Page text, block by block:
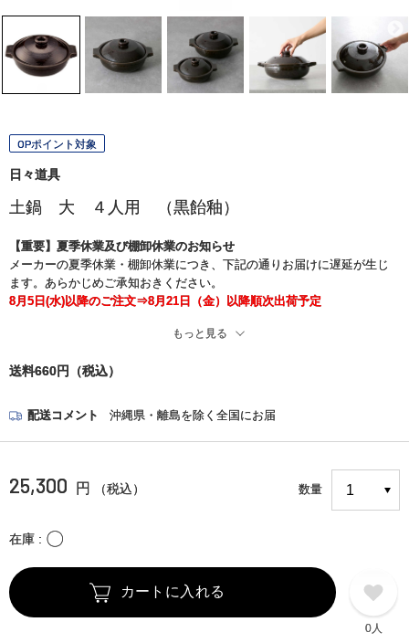
OPポイント対象
日々道具
土鍋 大 ４人用 （黒飴釉）
【重要】夏季休業及び棚卸休業のお知らせ
メーカーの夏季休業・棚卸休業につき、下記の通りお届けに遅延が生じ
ます。あらかじめご承知おきください。
8月5日(水)以降のご注文⇒8月21日（金）以降順次出荷予定
※また、現在、一部の地域でお荷物のお届け中止と遅れが生じておりま
お客さまには大変ご迷惑をお掛けいたしますが、何卒ご了承くださいま
＜詳細はこちら＞
もっと見る
送料660円（税込）
配送コメント 沖縄県・離島を除く全国にお届
25,300 円 （税込） 数量
在庫 〇
カートに入れる
0人